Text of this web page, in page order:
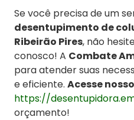
Se você precisa de um
desentupimento de
Ribeirão Pires, não
conosco! A Combate
para atender suas
e eficiente. Acesse
https://
orçamento!